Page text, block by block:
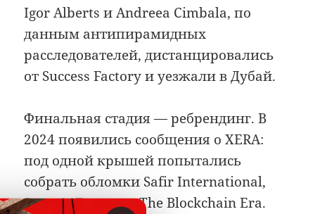
Igor Alberts и Andreea Cimbala, по
данным антипирамидных
расследователей, дистанцировались
от Success Factory и уезжали в Дубай.
Финальная стадия — ребрендинг. В
2024 появились сообщения о XERA:
под одной крышей попытались
собрать обломки Safir International,
Success Factory и The Blockchain Era.